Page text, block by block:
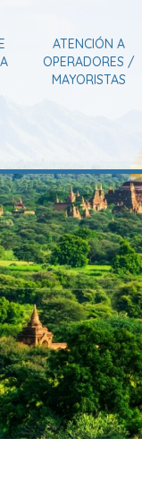
ATENCIÓN A
OPERADORES /
MAYORISTAS